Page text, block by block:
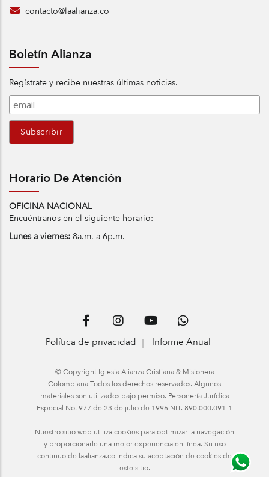
contacto@laalianza.co
Boletín Alianza
Regístrate y recibe nuestras últimas noticias.
Horario De Atención
OFICINA NACIONAL
Encuéntranos en el siguiente horario:
Lunes a viernes: 8a.m. a 6p.m.
Política de privacidad Informe Anual
© Copyright Iglesia Alianza Cristiana & Misionera
Colombiana Todos los derechos reservados. Algunos
materiales son utilizados bajo permiso. Personería Jurídica
Especial No. 977 de 23 de julio de 1996 NIT. 890.000.091-1
Nuestro sitio web utiliza cookies para optimizar la navegación
y proporcionarle una mejor experiencia en línea. Su uso
continuo de laalianza.co indica su aceptación de cookies de
este sitio.